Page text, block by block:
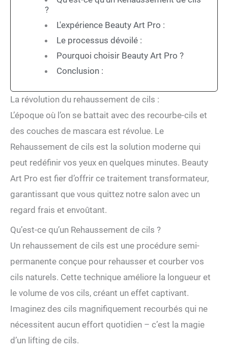
?
L'expérience Beauty Art Pro :
Le processus dévoilé :
Pourquoi choisir Beauty Art Pro ?
Conclusion :
La révolution du rehaussement de cils :
L’époque où l’on se battait avec des recourbe-cils et
des couches de mascara est révolue. Le
Rehaussement de cils est la solution moderne qui
peut redéfinir vos yeux en quelques minutes. Beauty
Art Pro est fier d’offrir ce traitement transformateur,
garantissant que vous quittez notre salon avec un
regard frais et envoûtant.
Qu’est-ce qu’un Rehaussement de cils ?
Un rehaussement de cils est une procédure semi-
permanente conçue pour rehausser et courber vos
cils naturels. Cette technique améliore la longueur et
le volume de vos cils, créant un effet captivant.
Imaginez des cils magnifiquement recourbés qui ne
nécessitent aucun effort quotidien – c’est la magie
d’un lifting de cils.